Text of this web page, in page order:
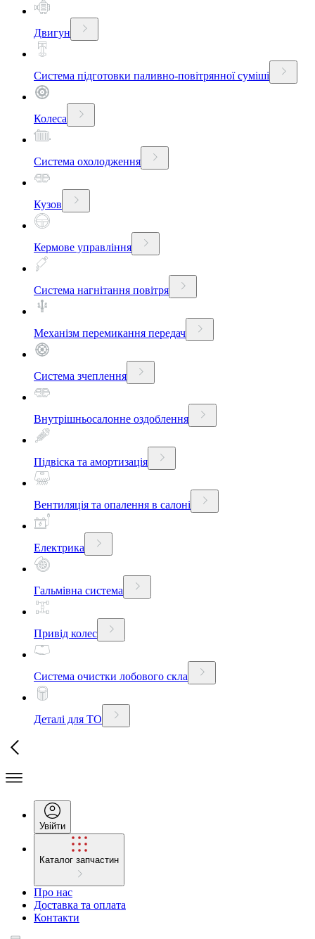
Двигун
Система підготовки паливно-повітрянної суміші
Колеса
Система охолодження
Кузов
Кермове управління
Система нагнітання повітря
Механізм перемикання передач
Система зчеплення
Внутрішньосалонне оздоблення
Підвіска та амортизація
Вентиляція та опалення в салоні
Електрика
Гальмівна система
Привід колес
Система очистки лобового скла
Деталі для ТО
Увійти
Каталог запчастин
Про нас
Доставка та оплата
Контакти